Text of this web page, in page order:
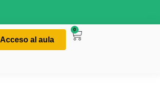
Acceso al aula
0